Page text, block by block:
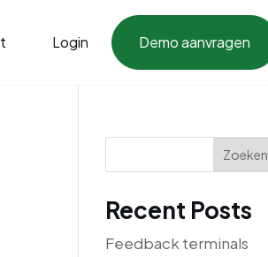
Login Demo aanvragen
Zoeken
Recent Posts
Feedback terminals